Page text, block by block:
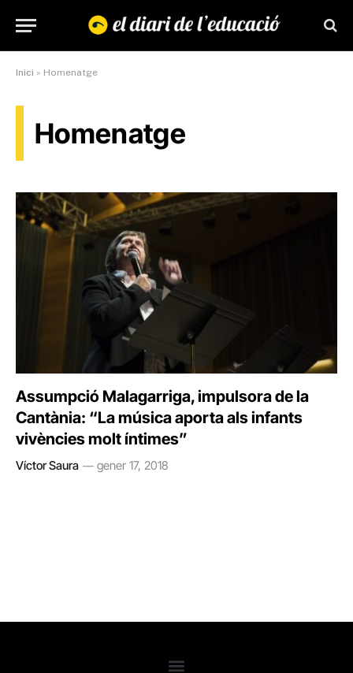
Inici » Homenatge
Homenatge
Assumpció Malagarriga, impulsora de la
Cantània: “La música aporta als infants
vivències molt íntimes”
Víctor Saura gener 17, 2018